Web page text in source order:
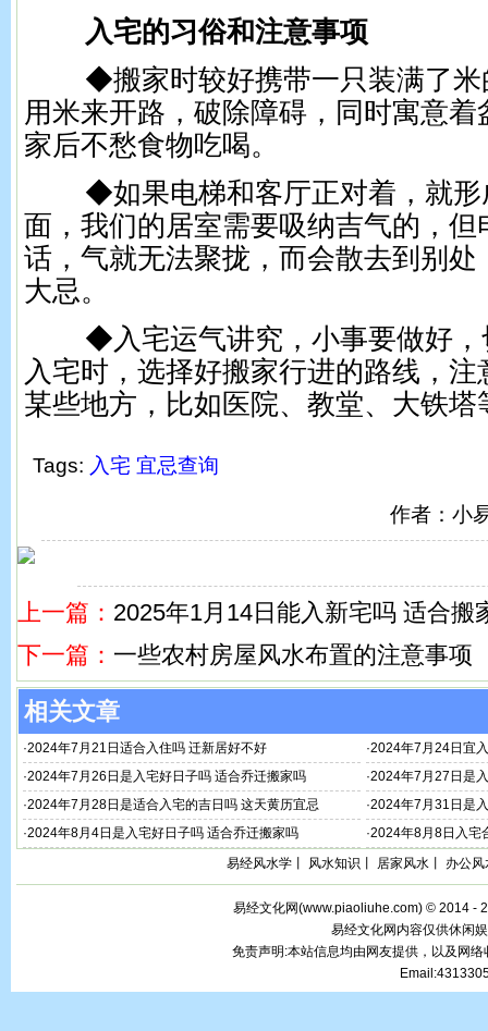
入宅的习俗和注意事项
◆搬家时较好携带一只装满了米
用米来开路，破除障碍，同时寓意
家后不愁食物吃喝。
◆如果电梯和客厅正对着，就形
面，我们的居室需要吸纳吉气的，但
话，气就无法聚拢，而会散去到别处
大忌。
◆入宅运气讲究，小事要做好，
入宅时，选择好搬家行进的路线，
某些地方，比如医院、教堂、大铁塔
Tags: 入宅 宜忌查询
作者：小
上一篇： 2025年1月14日能入新宅吗 适合搬
下一篇： 一些农村房屋风水布置的注意事项
相关文章
·2024年7月21日适合入住吗 迁新居好不好 ·2024年7月24日宜
·2024年7月26日是入宅好日子吗 适合乔迁搬家吗 ·2024年7月27日是
·2024年7月28日是适合入宅的吉日吗 这天黄历宜忌 ·2024年7月31日是
·2024年8月4日是入宅好日子吗 适合乔迁搬家吗 ·2024年8月8日入宅
易经风水学
风水知识 居家风水 办公风
易经文化网(www.piaoliuhe.com) © 2014 -
易经文化网内容仅供休闲
免责声明:本站信息均由网友提供，以及网